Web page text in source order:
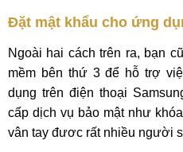
Đặt mật khẩu cho ứng
Ngoài hai cách trên ra, bạn
mềm bên thứ 3 để hỗ trợ
dụng trên điện thoại
cấp dịch vụ bảo mật như
vân tay đươc rất nhiều người